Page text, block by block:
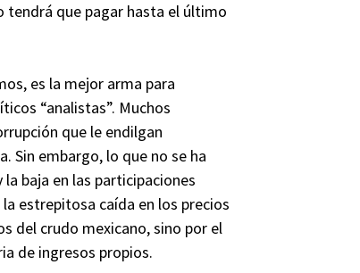
tendrá que pagar hasta el último
es la mejor arma para
“analistas”. Muchos
que le endilgan
Sin embargo, lo que no se ha
baja en las participaciones
estrepitosa caída en los precios
del crudo mexicano, sino por el
de ingresos propios.